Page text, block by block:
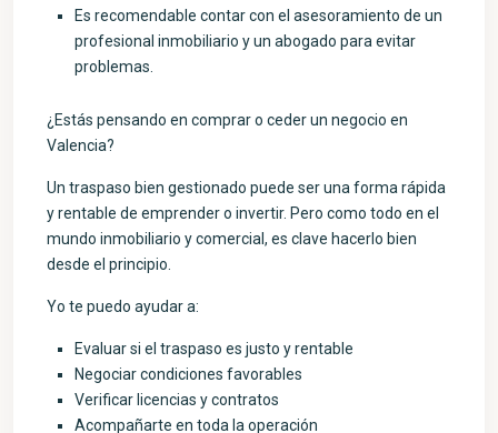
Es recomendable contar con el asesoramiento de un
profesional inmobiliario y un abogado para evitar
problemas.
¿Estás pensando en comprar o ceder un negocio en
Valencia?
Un traspaso bien gestionado puede ser una forma rápida
y rentable de emprender o invertir. Pero como todo en el
mundo inmobiliario y comercial, es clave hacerlo bien
desde el principio.
Yo te puedo ayudar a:
Evaluar si el traspaso es justo y rentable
Negociar condiciones favorables
Verificar licencias y contratos
Acompañarte en toda la operación